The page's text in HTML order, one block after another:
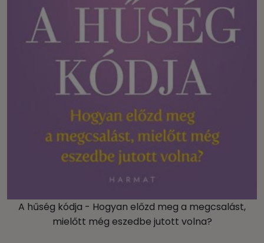
A hűség kódja - Hogyan előzd meg a megcsalást,
mielőtt még eszedbe jutott volna?